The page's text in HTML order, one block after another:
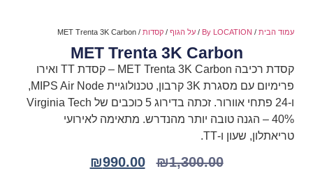
עמוד הבית/
By LOCATION
/ על הגוף/ קסדות/ MET Trenta 3K Carbon
MET Trenta 3K Carbon
קסדת רכיבה MET Trenta 3K Carbon – קסדת TT ואירו
פרימיום עם מסגרת 3K קרבון, טכנולוגיית MIPS Air Node,
ו-24 פתחי אוורור. זכתה בדירוג 5 כוכבים של Virginia Tech
– 40% הגנה טובה יותר מהנדרש. מתאימה לאירועי
טריאתלון, שעון ו-TT.
₪1,300.00
₪990.00